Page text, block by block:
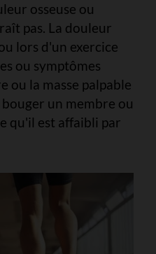
osseuse ou
pas. La douleur
lors d'un exercice
ou symptômes
ou la masse palpable
un membre ou
qu'il est affaibli par